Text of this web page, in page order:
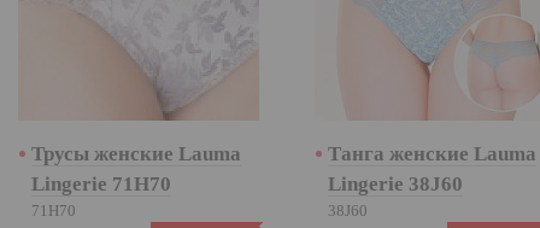
Трусы женские Lauma
Lingerie 71H70
71H70
Танга женские Lauma
Lingerie 38J60
38J60